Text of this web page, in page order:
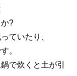
?
ていたり、
。
で炊くと土が引